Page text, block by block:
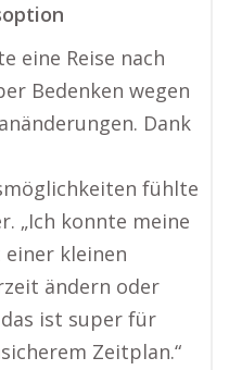
eine Reise nach
Bedenken wegen
Dank
fühlte
„Ich konnte meine
kleinen
ändern oder
ist super für
Zeitplan.“